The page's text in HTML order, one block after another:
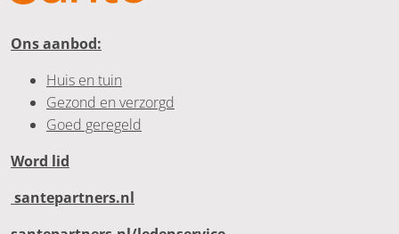
Ons aanbod:
Huis en tuin
Gezond en verzorgd
Goed geregeld
Word lid
santepartners.nl